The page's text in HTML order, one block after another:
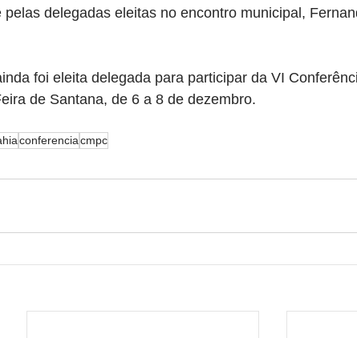
delegadas eleitas no encontro municipal,
foi eleita delegada para participar da VI
de Santana, de 6 a 8 de dezembro.
conferenciacmpc